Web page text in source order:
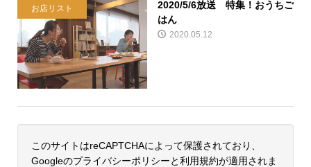
お店リスト
2020/5/6放送 特集！おうちご
はん
2020.05.12
このサイトはreCAPTCHAによって保護されており、
Googleのプライバシーポリシーと利用規約が適用されま